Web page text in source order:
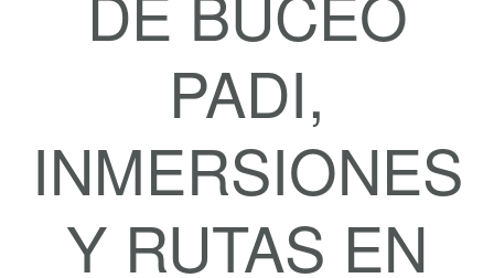
PADI,
INMERSIONES
Y RUTAS EN